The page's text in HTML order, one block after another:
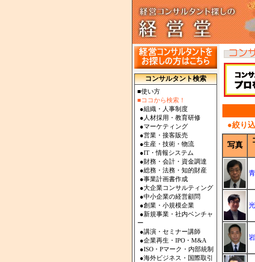
コンサルタント検索
■使い方
■ココから検索！
●組織・人事制度
● 人材採用・教育研修
●マーケティング
●営業・接客販売
●生産・技術・物流
●IT・情報システム
●財務・会計・資金調達
●総務・法務・知的財産
●事業計画書作成
●大企業コンサルティング
●中小企業の経営顧問
●創業・小規模企業
●新規事業・社内ベンチャ
ー
●講演・セミナー講師
●企業再生・IPO・M&A
●ISO・Pマーク・内部統制
●海外ビジネス・国際取引
●絞り
写真